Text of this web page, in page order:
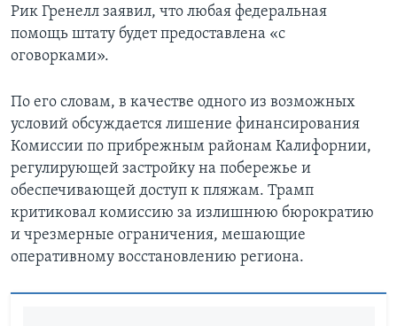
Рик Гренелл заявил, что любая федеральная
помощь штату будет предоставлена «с
оговорками».
По его словам, в качестве одного из возможных
условий обсуждается лишение финансирования
Комиссии по прибрежным районам Калифорнии,
регулирующей застройку на побережье и
обеспечивающей доступ к пляжам. Трамп
критиковал комиссию за излишнюю бюрократию
и чрезмерные ограничения, мешающие
оперативному восстановлению региона.